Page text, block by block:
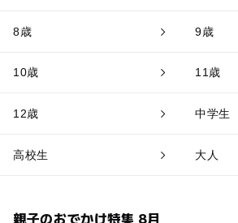
8歳 9歳
10歳 11歳
12歳 中学生
高校生 大人
親子のおでかけ特集 8月